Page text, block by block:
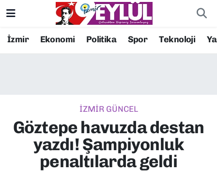
İzmir Ekonomi Politika Spor Teknoloji
İZMİR GÜNCEL
Göztepe havuzda destan
yazdı! Şampiyonluk
penaltılarda geldi
Resmi İlanlar
EKONOMİ
KÜLTÜR SANAT
Konak Nöbetçi Eczaneler
Süper Lig Puan Durumu ve Fikstür
Tüm Manşetler
Son Dakika Haberleri